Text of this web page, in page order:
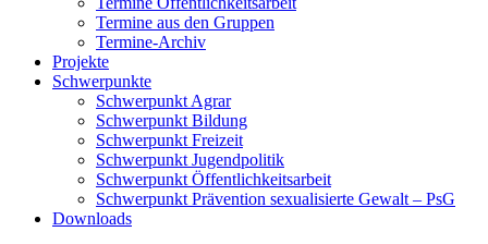
Termine aus den Gruppen
Termine-Archiv
Projekte
Schwerpunkte
Schwerpunkt Agrar
Schwerpunkt Bildung
Schwerpunkt Freizeit
Schwerpunkt Jugendpolitik
Schwerpunkt Öffentlichkeitsarbeit
Schwerpunkt Prävention sexualisierte Gewalt – PsG
Downloads